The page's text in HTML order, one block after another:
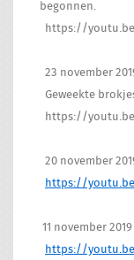
begonnen.
https://
23 november
Geweekte
https://
20 november
https://
11 november 2019
https://